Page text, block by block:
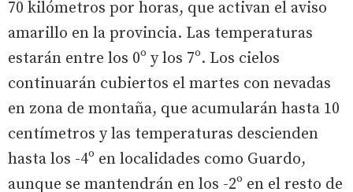
70 kilómetros por horas, que activan el aviso
amarillo en la provincia. Las temperaturas
estarán entre los 0º y los 7º. Los cielos
continuarán cubiertos el martes con nevadas
en zona de montaña, que acumularán hasta 10
centímetros y las temperaturas descienden
hasta los -4º en localidades como Guardo,
aunque se mantendrán en los -2º en el resto de